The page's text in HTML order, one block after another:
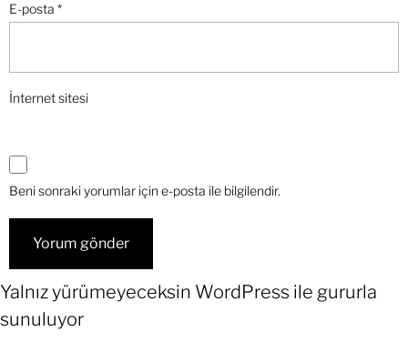
E-posta *
İnternet sitesi
Beni sonraki yorumlar için e-posta ile bilgilendir.
Yalnız yürümeyeceksin WordPress ile gururla
sunuluyor